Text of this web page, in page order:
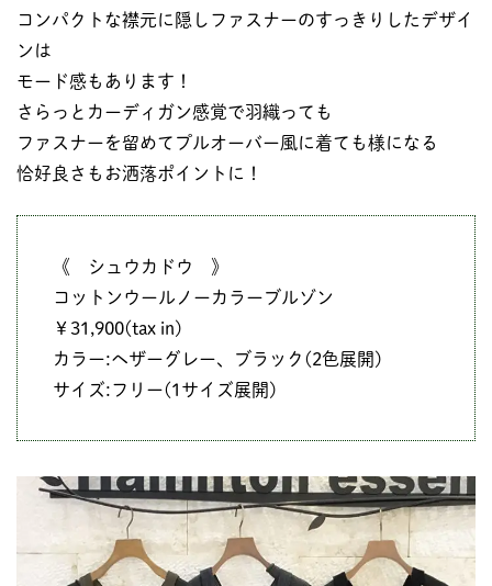
コンパクトな襟元に隠しファスナーのすっきりしたデザイ
ンは
モード感もあります！
さらっとカーディガン感覚で羽織っても
ファスナーを留めてプルオーバー風に着ても様になる
恰好良さもお洒落ポイントに！
《 シュウカドウ 》
コットンウールノーカラーブルゾン
￥31,900(tax in)
カラー:ヘザーグレー、ブラック(2色展開)
サイズ:フリー(1サイズ展開)